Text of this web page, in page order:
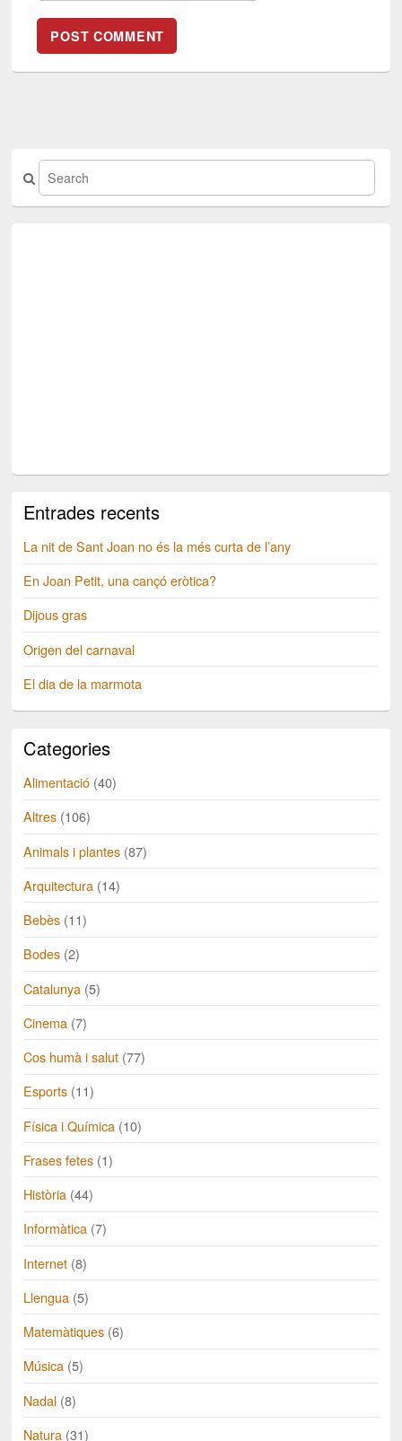
Entrades recents
La nit de Sant Joan no és la més curta de l’any
En Joan Petit, una cançó eròtica?
Dijous gras
Origen del carnaval
El dia de la marmota
Categories
Alimentació (40)
Altres (106)
Animals i plantes (87)
Arquitectura (14)
Bebès (11)
Bodes (2)
Catalunya (5)
Cinema (7)
Cos humà i salut (77)
Esports (11)
Física i Química (10)
Frases fetes (1)
Història (44)
Informàtica (7)
Internet (8)
Llengua (5)
Matemàtiques (6)
Música (5)
Nadal (8)
Natura (31)